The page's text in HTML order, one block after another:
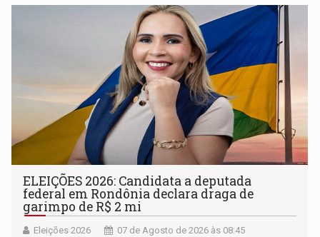
ELEIÇÕES 2026: Candidata a deputada
federal em Rondônia declara draga de
garimpo de R$ 2 mi
Eleições 2026 07 de Agosto de 2026 às 08:45